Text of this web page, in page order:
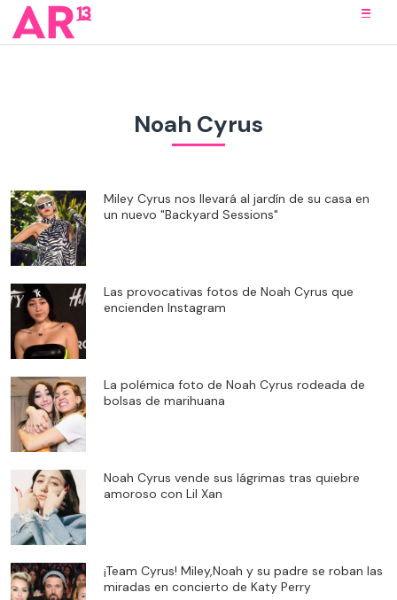
Noah Cyrus
Miley Cyrus nos llevará al jardín de su casa en
un nuevo "Backyard Sessions"
Las provocativas fotos de Noah Cyrus que
encienden Instagram
La polémica foto de Noah Cyrus rodeada de
bolsas de marihuana
Noah Cyrus vende sus lágrimas tras quiebre
amoroso con Lil Xan
¡Team Cyrus! Miley,Noah y su padre se roban las
miradas en concierto de Katy Perry